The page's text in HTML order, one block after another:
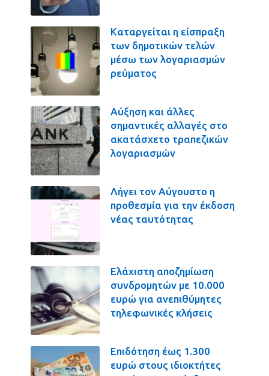
Καταργείται η είσπραξη
των δημοτικών τελών
μέσω των λογαριασμών
ρεύματος
Αύξηση και άλλες
σημαντικές αλλαγές στο
ακατάσχετο τραπεζικών
λογαριασμών
Λήγει τον Αύγουστο η
προθεσμία για την έκδοση
νέας ταυτότητας
Ελάχιστη αποζημίωση
συνδρομητών με 10.000
ευρώ για ανεπιθύμητες
τηλεφωνικές κλήσεις
Επιδότηση έως 1.300
ευρώ στους ιδιοκτήτες